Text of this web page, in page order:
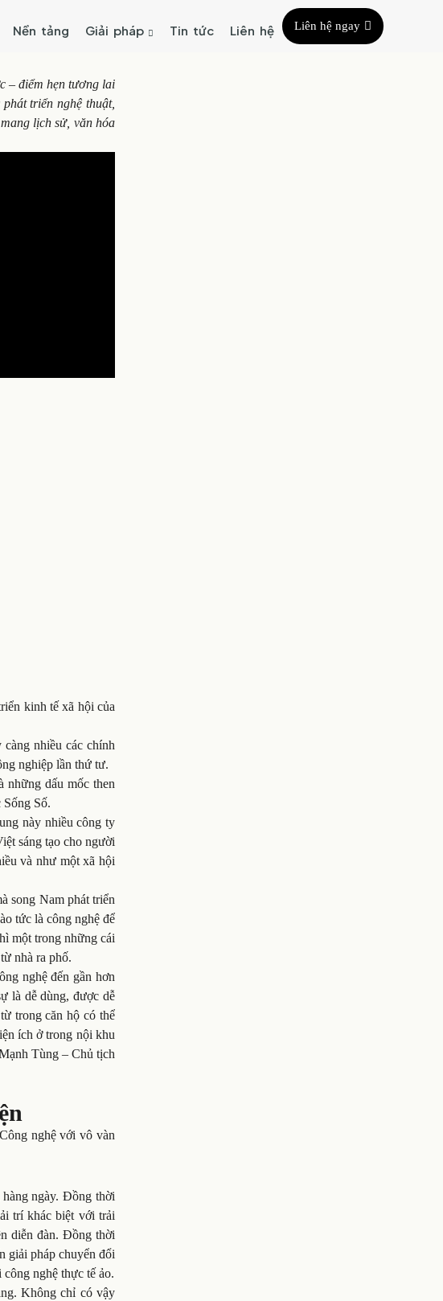
Nền tảng Giải pháp Tin tức Liên hệ Liên hệ ngay
– điểm hẹn tương lai
triển nghệ thuật,
lịch sử, văn hóa
kinh tế xã hội của
nhiều các chính
nghiệp lần thứ tư.
những dấu mốc then
Số.
này nhiều công ty
sáng tạo cho người
và như một xã hội
song Nam phát triển
tức là công nghệ để
một trong những cái
nhà ra phố.
nghệ đến gần hơn
là dễ dùng, được dễ
trong căn hộ có thể
ích ở trong nội khu
Tùng – Chủ tịch
nghệ với vô vàn
ngày. Đồng thời
trí khác biệt với trải
diễn đàn. Đồng thời
giải pháp chuyển đổi
nghệ thực tế ảo.
Không chỉ có vậy